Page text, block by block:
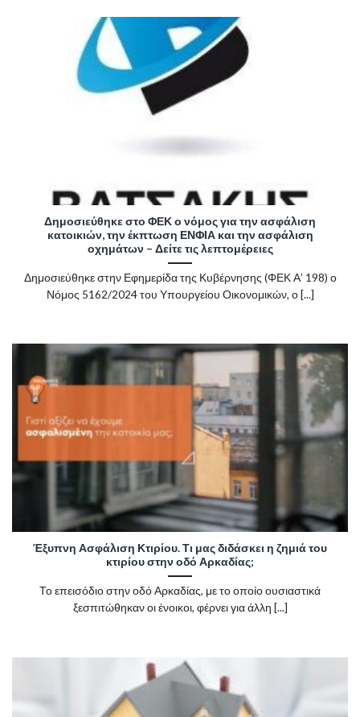
Δημοσιεύθηκε στο ΦΕΚ ο νόμος για την ασφάλιση
κατοικιών, την έκπτωση ΕΝΦΙΑ και την ασφάλιση
οχημάτων – Δείτε τις λεπτομέρειες
Δημοσιεύθηκε στην Εφημερίδα της Κυβέρνησης (ΦΕΚ Α’ 198) ο
Νόμος 5162/2024 του Υπουργείου Οικονομικών, ο [...]
Έξυπνη Ασφάλιση Κτιρίου. Τι μας διδάσκει η ζημιά του
κτιρίου στην οδό Αρκαδίας;
Το επεισόδιο στην οδό Αρκαδίας, με το οποίο ουσιαστικά
ξεσπιτώθηκαν οι ένοικοι, φέρνει για άλλη [...]